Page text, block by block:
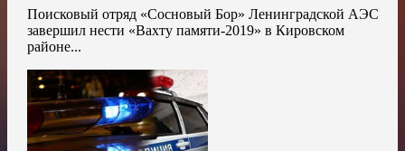
Поисковый отряд «Сосновый Бор» Ленинградской АЭС
завершил нести «Вахту памяти-2019» в Кировском
районе...